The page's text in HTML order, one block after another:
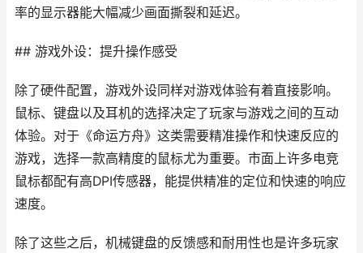
率的显示器能大幅减少画面撕裂和延迟。
## 游戏外设：提升操作感受
除了硬件配置，游戏外设同样对游戏体验有着直接影响。
鼠标、键盘以及耳机的选择决定了玩家与游戏之间的互动
体验。对于《命运方舟》这类需要精准操作和快速反应的
游戏，选择一款高精度的鼠标尤为重要。市面上许多电竞
鼠标都配有高DPI传感器，能提供精准的定位和快速的响应
速度。
除了这些之后，机械键盘的反馈感和耐用性也是许多玩家